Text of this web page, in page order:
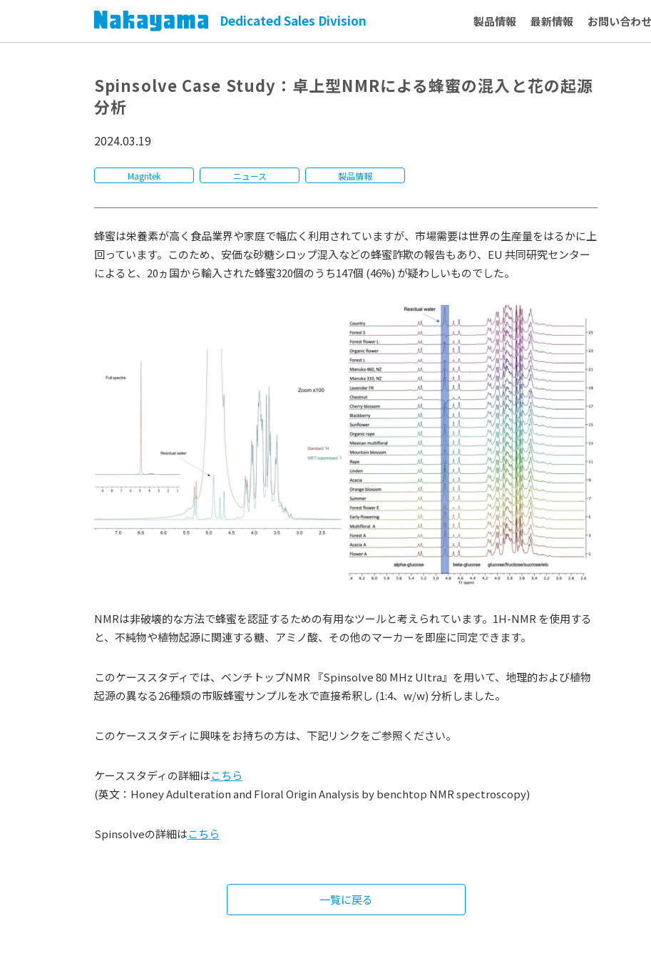
Dedicated Sales Division 製品情報 最新情報 お問い合わ
Spinsolve Case Study：卓上型NMRによる蜂蜜の混入と花の起源
分析
2024.03.19
Magritek ニュース 製品情報
蜂蜜は栄養素が高く食品業界や家庭で幅広く利用されていますが、市場需要は世界の生産量をはるかに上
回っています。このため、安価な砂糖シロップ混入などの蜂蜜詐欺の報告もあり、EU 共同研究センター
によると、20ヵ国から輸入された蜂蜜320個のうち147個 (46%) が疑わしいものでした。
NMRは非破壊的な方法で蜂蜜を認証するための有用なツールと考えられています。1H-NMR を使用する
と、不純物や植物起源に関連する糖、アミノ酸、その他のマーカーを即座に同定できます。
このケーススタディでは、ベンチトップNMR 『Spinsolve 80 MHz Ultra』を用いて、地理的および植物
起源の異なる26種類の市販蜂蜜サンプルを水で直接希釈し (1:4、w/w) 分析しました。
このケーススタディに興味をお持ちの方は、下記リンクをご参照ください。
ケーススタディの詳細はこちら
(英文：Honey Adulteration and Floral Origin Analysis by benchtop NMR spectroscopy)
Spinsolveの詳細はこちら
一覧に戻る